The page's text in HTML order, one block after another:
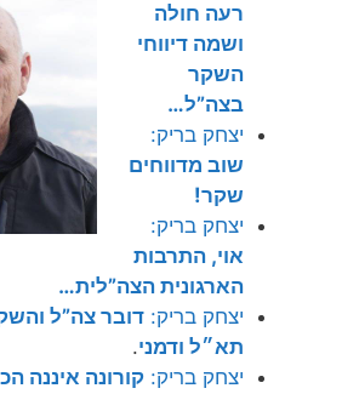
רעה חולה
ושמה דיווחי
השקר
בצה”ל…
יצחק בריק:
שוב מדווחים
שקר!
יצחק בריק:
אוי, התרבות
הארגונית הצה”לית…
יצחק בריק: דובר צה”ל
תא״ל ודמני.
יצחק בריק: קורונה איננה